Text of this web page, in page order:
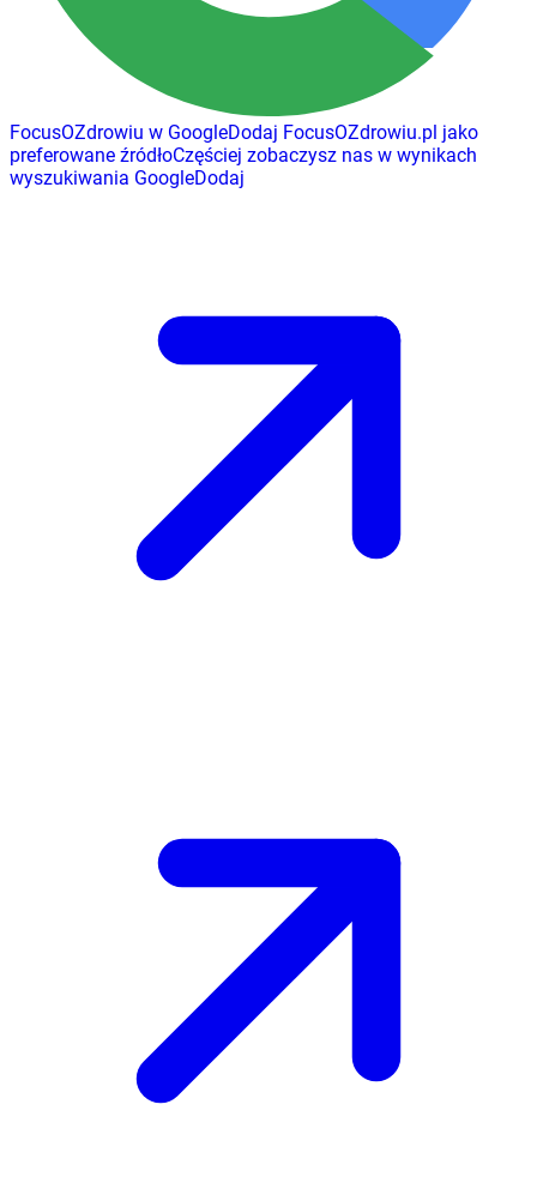
FocusOZdrowiu w GoogleDodaj FocusOZdrowiu.pl jako
preferowane źródłoCzęściej zobaczysz nas w wynikach
wyszukiwania GoogleDodaj